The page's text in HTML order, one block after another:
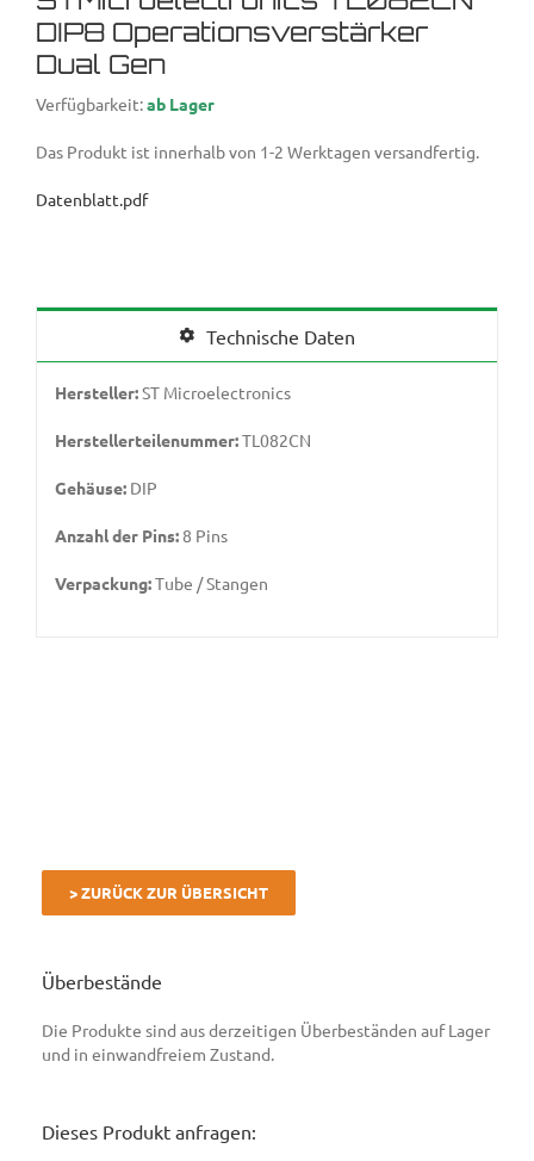
DIP8 Operationsverstärker
Dual Gen
Verfügbarkeit:ab Lager
Das Produkt ist innerhalb von 1-2 Werktagen versandfertig.
Datenblatt.pdf
Technische Daten
Hersteller:ST Microelectronics
Herstellerteilenummer:TL082CN
Gehäuse: DIP
Anzahl der Pins:8 Pins
Verpackung:Tube / Stangen
> ZURÜCK ZUR ÜBERSICHT
Überbestände
Die Produkte sind aus derzeitigen Überbeständen auf Lager
und in einwandfreiem Zustand.
Dieses Produkt anfragen: